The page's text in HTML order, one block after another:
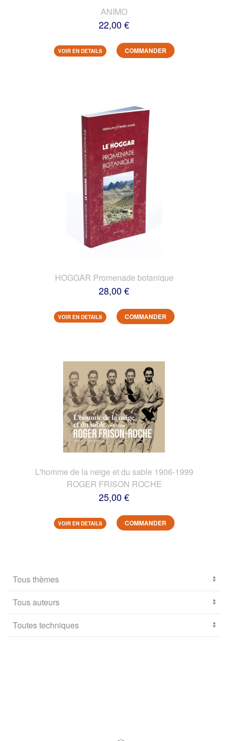
ANIMO
22,00 €
VOIR EN DETAILS COMMANDER
HOGGAR Promenade botanique
28,00 €
VOIR EN DETAILS COMMANDER
L'homme de la neige et du sable 1906-1999
ROGER FRISON ROCHE
25,00 €
VOIR EN DETAILS COMMANDER